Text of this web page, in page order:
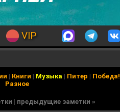
VIP
| Книги | Музыка | Питер | Победа!
Разное
| предыдущие заметки »